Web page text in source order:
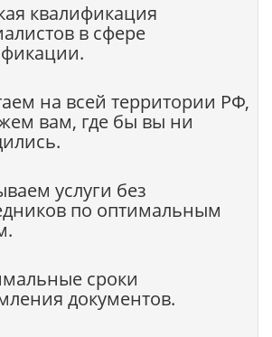
квалификация
в сфере
на всей территории РФ,
вам, где бы вы ни
услуги без
по оптимальным
сроки
документов.